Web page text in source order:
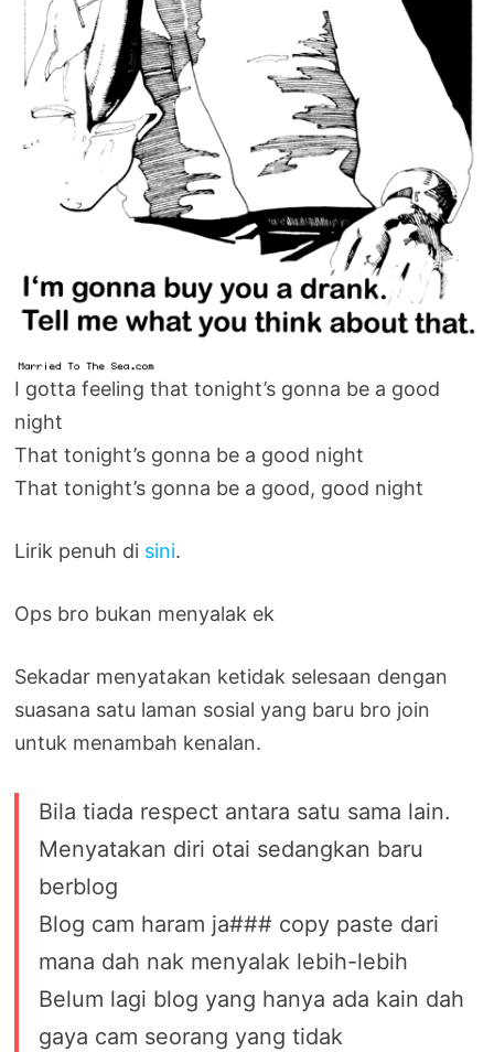
I gotta feeling that tonight’s gonna be a good
night
That tonight’s gonna be a good night
That tonight’s gonna be a good, good night
Lirik penuh di sini.
Ops bro bukan menyalak ek
Sekadar menyatakan ketidak selesaan dengan
suasana satu laman sosial yang baru bro join
untuk menambah kenalan.
Bila tiada respect antara satu sama lain.
Menyatakan diri otai sedangkan baru
berblog
Blog cam haram ja### copy paste dari
mana dah nak menyalak lebih-lebih
Belum lagi blog yang hanya ada kain dah
gaya cam seorang yang tidak